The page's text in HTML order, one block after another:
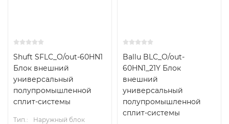
Shuft SFLC_O/out-60HN1
Блок внешний
универсальный
полупромышленной
сплит-системы
Тип.:
Наружный блок
Ballu BLC_O/out-
60HN1_21Y Блок
внешний
универсальный
полупромышленной
сплит-системы